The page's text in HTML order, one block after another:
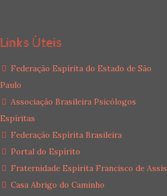
Links Úteis
Federação Espírita do Estado de São
Paulo
Associação Brasileira Psicólogos
Espíritas
Federação Espírita Brasileira
Portal do Espírito
Fraternidade Espírita Francisco de Assis
Casa Abrigo do Caminho